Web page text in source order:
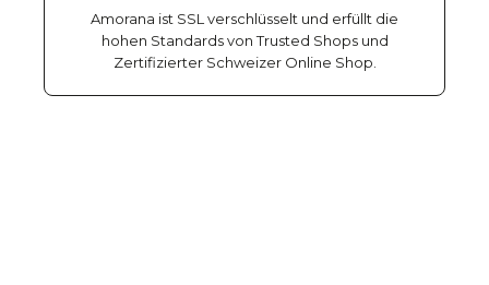
Amorana ist SSL verschlüsselt und erfüllt die
hohen Standards von Trusted Shops und
Zertifizierter Schweizer Online Shop.